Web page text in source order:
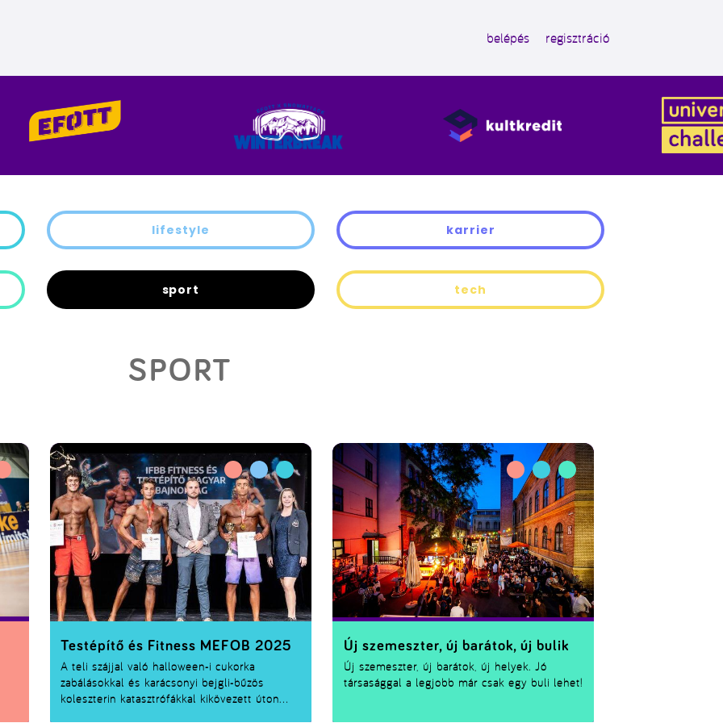
belépés regisztráció
lifestyle karrier
sport tech
SPORT
A teli szájjal való halloween-i cukorka
zabálásokkal és karácsonyi bejgli-bűzös
koleszterin katasztrófákkal kikövezett úton
Testépítő és Fitness MEFOB 2025
Új szemeszter, új barátok, új helyek. Jó
társasággal a legjobb már csak egy buli lehet!
Új szemeszter, új barátok, új bulik